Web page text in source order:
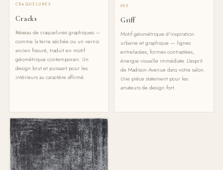
CRAQUELURES
Cracks
Réseau de craquelures graphiques —
comme la terre séchée ou un vernis
ancien fissuré, traduit en motif
géométrique contemporain. Un
design brut et puissant pour les
intérieurs au caractère affirmé.
60S
Griff
Motif géométrique d'inspiration
urbaine et graphique — lignes
entrelacées, formes contrastées,
énergie visuelle immédiate. L'esprit
de Madison Avenue dans votre salon.
Une pièce statement pour les
amateurs de design fort.